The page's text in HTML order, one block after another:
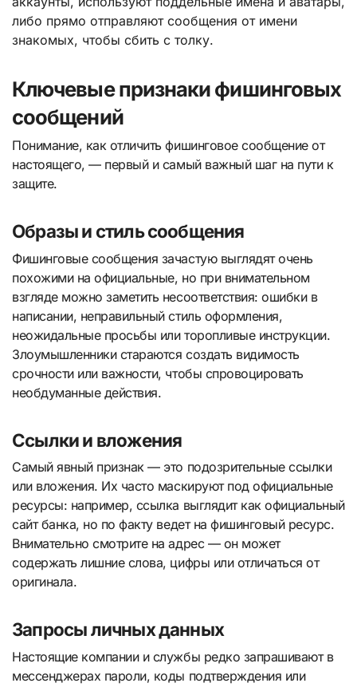
либо прямо отправляют сообщения от имени
знакомых, чтобы сбить с толку.
Ключевые признаки фишинговых
сообщений
Понимание, как отличить фишинговое сообщение от
настоящего, — первый и самый важный шаг на пути к
защите.
Образы и стиль сообщения
Фишинговые сообщения зачастую выглядят очень
похожими на официальные, но при внимательном
взгляде можно заметить несоответствия: ошибки в
написании, неправильный стиль оформления,
неожидальные просьбы или торопливые инструкции.
Злоумышленники стараются создать видимость
срочности или важности, чтобы спровоцировать
необдуманные действия.
Ссылки и вложения
Самый явный признак — это подозрительные ссылки
или вложения. Их часто маскируют под официальные
ресурсы: например, ссылка выглядит как официальный
сайт банка, но по факту ведет на фишинговый ресурс.
Внимательно смотрите на адрес — он может
содержать лишние слова, цифры или отличаться от
оригинала.
Запросы личных данных
Настоящие компании и службы редко запрашивают в
мессенджерах пароли, коды подтверждения или